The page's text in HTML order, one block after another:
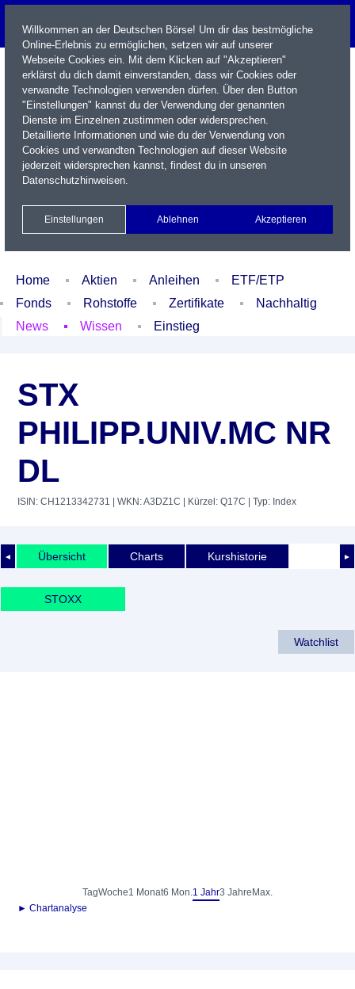
Name / WKN / ISIN / Kürzel
Xetra Realtime
Watchlist Portfolio Login
Home Aktien Anleihen
ETF/ETP
Fonds
Rohstoffe Zertifikate
Nachhaltig
News
Wissen Einstieg
STX
PHILIPP.UNIV.MC NR
DL
ISIN: CH1213342731 | WKN: A3DZ1C | Kürzel: Q17C | Typ: Index
◄ ►
Übersicht Charts Kurshistorie
STOXX
Watchlist
TagWoche1 Monat6 Mon.1 Jahr3 Jahre Max.
► Chartanalyse
Willkommen an der Deutschen Börse! Um dir das bestmögliche
Online-Erlebnis zu ermöglichen, setzen wir auf unserer
Webseite Cookies ein. Mit dem Klicken auf "Akzeptieren"
erklärst du dich damit einverstanden, dass wir Cookies oder
verwandte Technologien verwenden dürfen. Über den Button
"Einstellungen" kannst du der Verwendung der genannten
Dienste im Einzelnen zustimmen oder widersprechen.
Detaillierte Informationen und wie du der Verwendung von
Cookies und verwandten Technologien auf dieser Website
jederzeit widersprechen kannst, findest du in unseren
Datenschutzhinweisen.
Einstellungen Ablehnen Akzeptieren